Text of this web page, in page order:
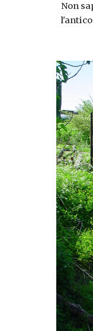
Non